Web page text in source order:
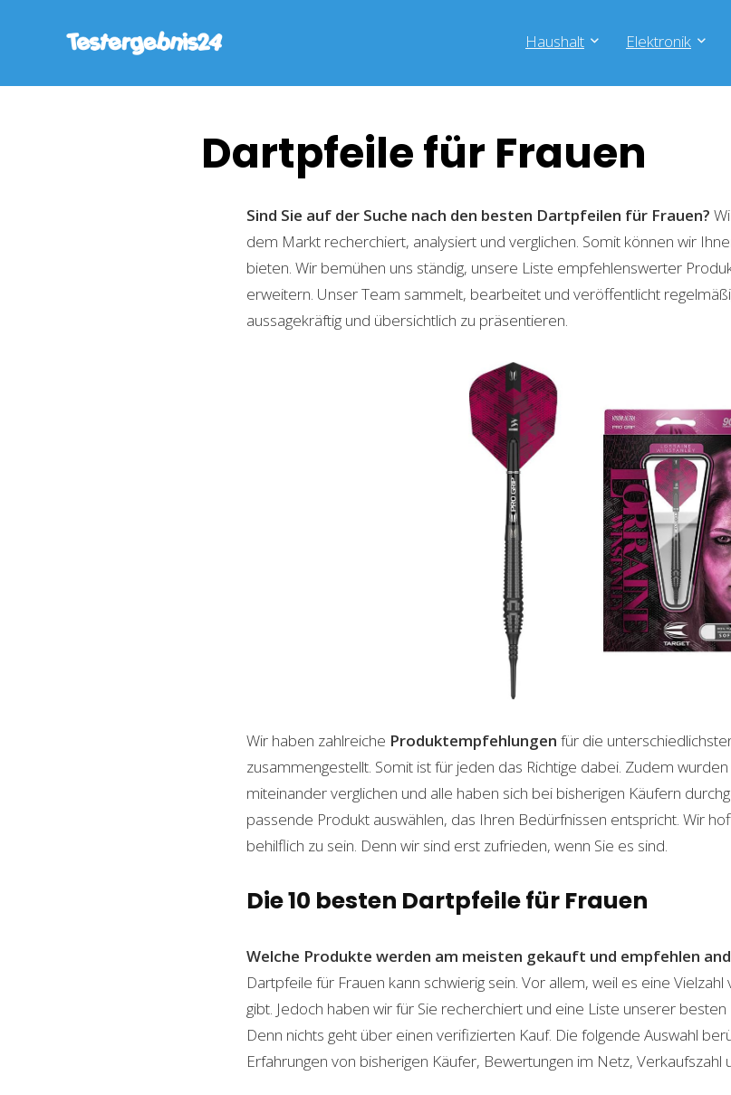
Haushalt Elektronik
Dartpfeile für Frauen
Sind Sie auf der Suche nach den besten Dartpfeilen für Frauen?
dem Markt recherchiert, analysiert und verglichen. Somit können wir
bieten. Wir bemühen uns ständig, unsere Liste empfehlenswerter
erweitern. Unser Team sammelt, bearbeitet und veröffentlicht
aussagekräftig und übersichtlich zu präsentieren.
Wir haben zahlreiche Produktempfehlungen für die
zusammengestellt. Somit ist für jeden das Richtige dabei. Zudem
miteinander verglichen und alle haben sich bei bisherigen Käufern
passende Produkt auswählen, das Ihren Bedürfnissen entspricht. Wir
behilflich zu sein. Denn wir sind erst zufrieden, wenn Sie es sind.
Die 10 besten Dartpfeile für Frauen
Welche Produkte werden am meisten gekauft und empfehlen
Dartpfeile für Frauen kann schwierig sein. Vor allem, weil es eine
gibt. Jedoch haben wir für Sie recherchiert und eine Liste unserer
Denn nichts geht über einen verifizierten Kauf. Die folgende Auswahl
Erfahrungen von bisherigen Käufer, Bewertungen im Netz, Verkaufszahl